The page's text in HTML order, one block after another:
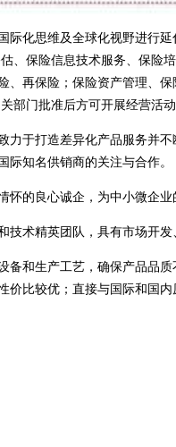
际化思维及全球化视野进行
、保险信息技术服务、保险
、再保险；保险资产管理、
部门批准后方可开展经营活动
于打造差异化产品服务并
际知名供销商的关注与合作。
的良心诚企，为中小微企业
术精英团队，具有市场开发
备和生产工艺，确保产品品
价比较优；直接与国际和国